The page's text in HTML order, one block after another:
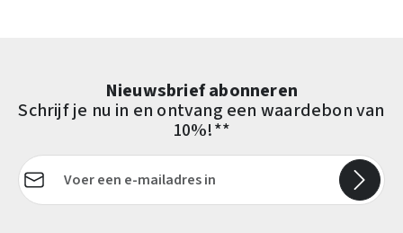
Nieuwsbrief abonneren
Schrijf je nu in en ontvang een waardebon van
10%!**
E-mailadres*